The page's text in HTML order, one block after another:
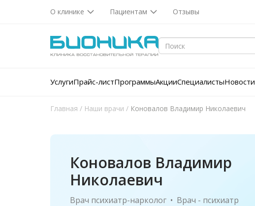
О клинике Пациентам Отзывы
УслугиПрайс-листПрограммыАкцииСпециалистыНовости
Главная / Наши врачи / Коновалов Владимир Николаевич
Коновалов Владимир
Николаевич
Врач психиатр-нарколог Врач - психиатр